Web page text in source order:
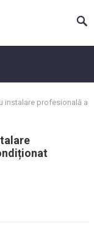
instalare profesională a